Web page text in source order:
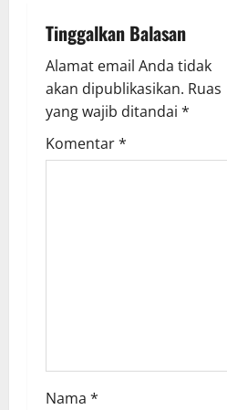
v
i
g
a
t
Tinggalkan Balasan
Alamat email Anda tidak
akan dipublikasikan. Ruas
yang wajib ditandai *
Komentar*
Nama *